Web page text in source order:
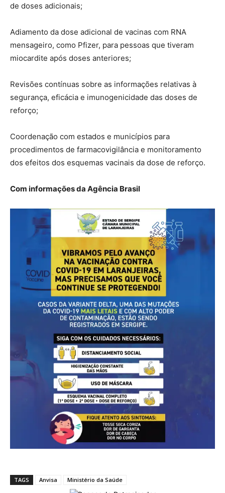
de doses adicionais;
Adiamento da dose adicional de vacinas com RNA
mensageiro, como Pfizer, para pessoas que tiveram
miocardite após doses anteriores;
Revisões contínuas sobre as informações relativas à
segurança, eficácia e imunogenicidade das doses de
reforço;
Coordenação com estados e municípios para
procedimentos de farmacovigilância e monitoramento
dos efeitos dos esquemas vacinais da dose de reforço.
Com informações da Agência Brasil
TAGS Anvisa Ministério da Saúde